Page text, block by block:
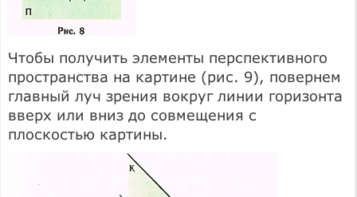
Чтобы получить элементы перспективного
пространства на картине (рис. 9), повернем
главный луч зрения вокруг линии горизонта
вверх или вниз до совмещения с
плоскостью картины.